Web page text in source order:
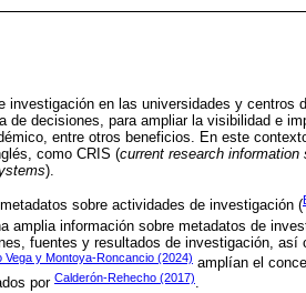
en las universidades y centros
de decisiones, para ampliar la visibilidad e
entre otros beneficios. En este
como CRIS (current research information
).
sobre actividades de investigación (
amplia información sobre metadatos de
fuentes y resultados de investigación, así
y Montoya-Roncancio (2024) amplían el
por Calderón-Rehecho (2017).